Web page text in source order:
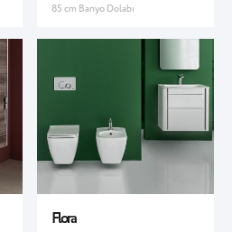
85 cm Banyo Dolabı
Flora